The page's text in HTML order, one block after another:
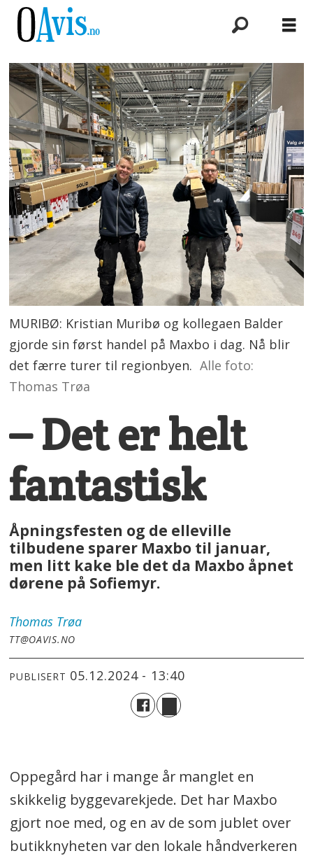
MURIBØ: Kristian Muribø og kollegaen Balder
gjorde sin først handel på Maxbo i dag. Nå blir
det færre turer til regionbyen. Alle foto:
Thomas Trøa
– Det er helt
fantastisk
Åpningsfesten og de elleville
tilbudene sparer Maxbo til januar,
men litt kake ble det da Maxbo åpnet
dørene på Sofiemyr.
Thomas Trøa
TT@OAVIS.NO
PUBLISERT 05.12.2024 - 13:40
Oppegård har i mange år manglet en
skikkelig byggevarekjede. Det har Maxbo
gjort noe med, og en av de som jublet over
butikknyheten var den lokale håndverkeren